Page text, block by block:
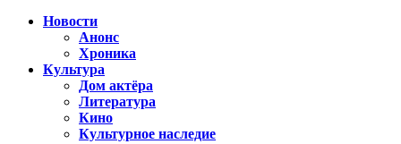
Новости
Анонс
Хроника
Культура
Дом актёра
Литература
Кино
Культурное наследие